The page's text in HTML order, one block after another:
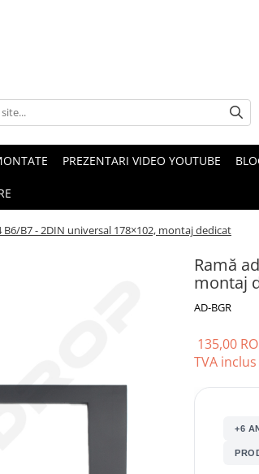
PREZENTARI VIDEO YOUTUBE
B7 - 2DIN universal 178×102, montaj dedicat
Ramă
montaj
AD-BGR
135,00
TVA inclus
+6